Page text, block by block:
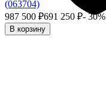
(063704)
987 500 ₽691 250 ₽- 30%
В корзину